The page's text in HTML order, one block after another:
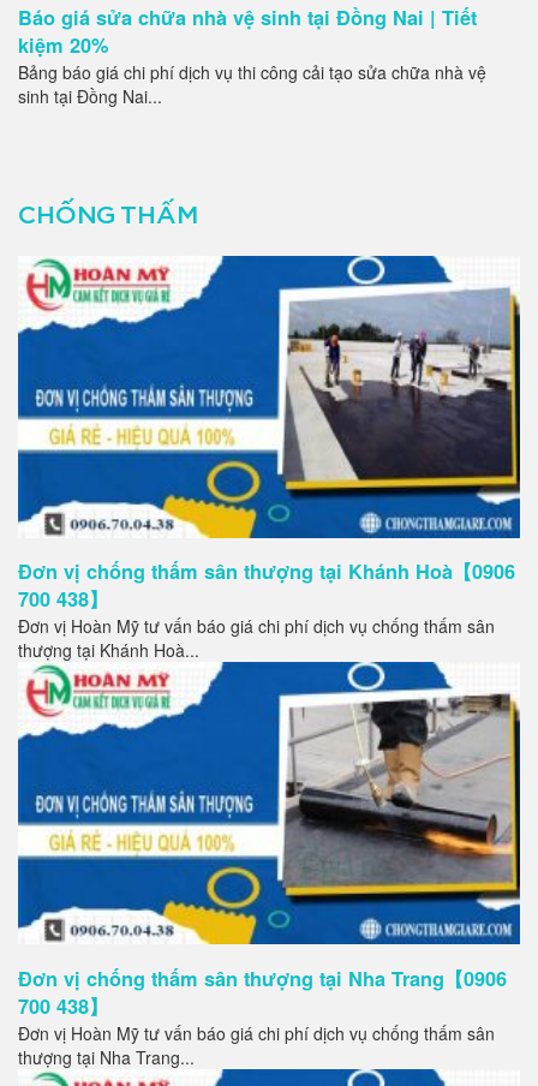
Báo giá sửa chữa nhà vệ sinh tại Đồng Nai | Tiết
kiệm 20%
Bảng báo giá chi phí dịch vụ thi công cải tạo sửa chữa nhà vệ
sinh tại Đồng Nai...
CHỐNG THẤM
Đơn vị chống thấm sân thượng tại Khánh Hoà【0906
700 438】
Đơn vị Hoàn Mỹ tư vấn báo giá chi phí dịch vụ chống thấm sân
thượng tại Khánh Hoà...
Đơn vị chống thấm sân thượng tại Nha Trang【0906
700 438】
Đơn vị Hoàn Mỹ tư vấn báo giá chi phí dịch vụ chống thấm sân
thượng tại Nha Trang...